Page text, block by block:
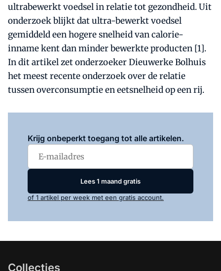
ultrabewerkt voedsel in relatie tot gezondheid. Uit
onderzoek blijkt dat ultra-bewerkt voedsel
gemiddeld een hogere snelheid van calorie-
inname kent dan minder bewerkte producten [1].
In dit artikel zet onderzoeker Dieuwerke Bolhuis
het meest recente onderzoek over de relatie
tussen overconsumptie en eetsnelheid op een rij.
Krijg onbeperkt toegang tot alle artikelen.
Lees 1 maand gratis
of 1 artikel per week met een gratis account.
Collecties